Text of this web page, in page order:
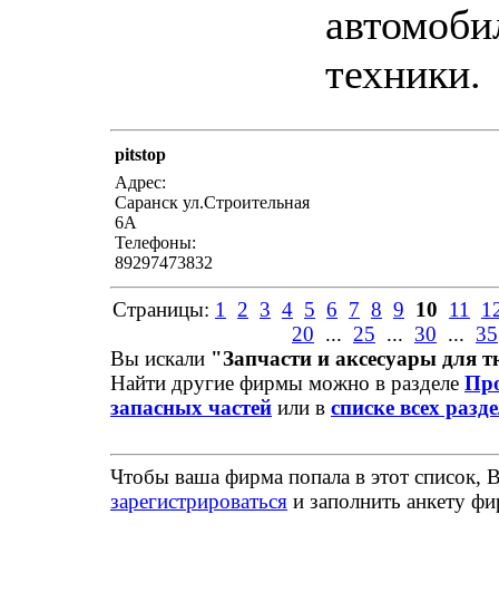
техники.
pitstop
Адрес:
Саранск ул.Строительная
6А
Телефоны:
89297473832
Страницы: 1 2 3 4 5 6 7 8 9 10 11
20 ... 25 ... 30 ... 35
Вы искали "Запчасти и аксесуары для
Найти другие фирмы можно в разделе
запасных частей или в списке всех
Чтобы ваша фирма попала в этот список,
зарегистрироваться и заполнить анкету